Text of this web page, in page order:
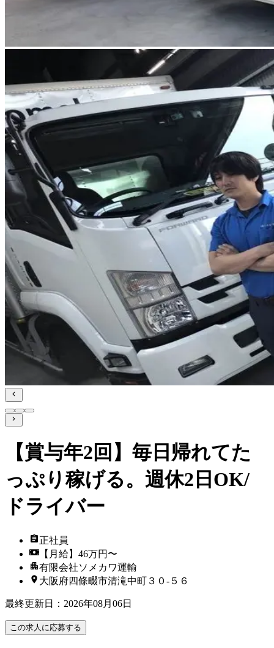
【賞与年2回】毎日帰れてた
っぷり稼げる。週休2日OK/
ドライバー
正社員
【月給】46万円〜
有限会社ソメカワ運輸
大阪府四條畷市清滝中町３０‐５６
最終更新日 ： 2026年08月06日
この求人に応募する